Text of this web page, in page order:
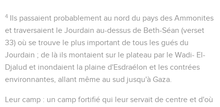
4 Ils passaient probablement au nord du pays des Ammonites
et traversaient le Jourdain au-dessus de Beth-Séan (verset
33) où se trouve le plus important de tous les gués du
Jourdain ; de là ils montaient sur le plateau par le Wadi- El-
Djalud et inondaient la plaine d'Esdraélon et les contrées
environnantes, allant même au sud jusqu'à Gaza.
Leur camp : un camp fortifié qui leur servait de centre et d'où